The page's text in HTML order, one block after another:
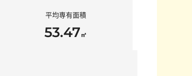
平均専有面積
53.47㎡